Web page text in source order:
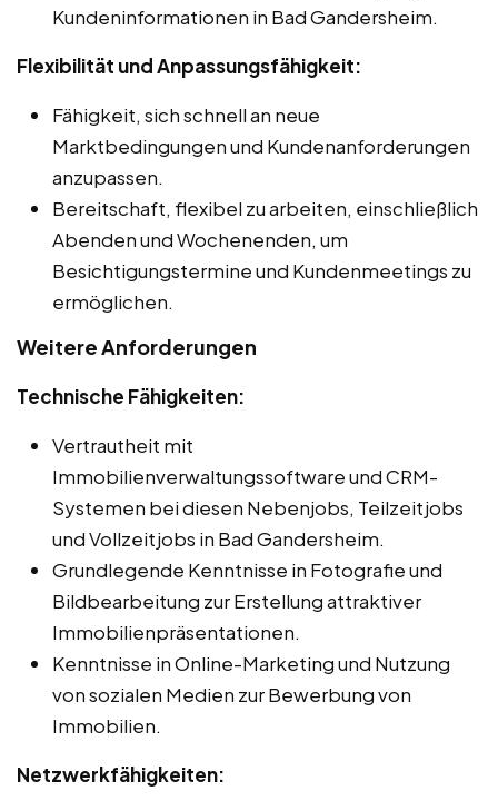
Kundeninformationen in Bad Gandersheim.
Flexibilität und Anpassungsfähigkeit:
Fähigkeit, sich schnell an neue
Marktbedingungen und Kundenanforderungen
anzupassen.
Bereitschaft, flexibel zu arbeiten, einschließlich
Abenden und Wochenenden, um
Besichtigungstermine und Kundenmeetings zu
ermöglichen.
Weitere Anforderungen
Technische Fähigkeiten:
Vertrautheit mit
Immobilienverwaltungssoftware und CRM-
Systemen bei diesen Nebenjobs, Teilzeitjobs
und Vollzeitjobs in Bad Gandersheim.
Grundlegende Kenntnisse in Fotografie und
Bildbearbeitung zur Erstellung attraktiver
Immobilienpräsentationen.
Kenntnisse in Online-Marketing und Nutzung
von sozialen Medien zur Bewerbung von
Immobilien.
Netzwerkfähigkeiten: